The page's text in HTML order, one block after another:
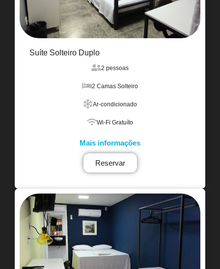
Suíte Solteiro Duplo
2 pessoas
2 Camas Solteiro
Ar-condicionado
Wi-Fi Gratuíto
Mais informações
Reservar